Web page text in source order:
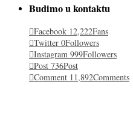
Budimo u kontaktu
Facebook 12,222Fans
Twitter 0Followers
Instagram 999Followers
Post 736Post
Comment 11,892Comments